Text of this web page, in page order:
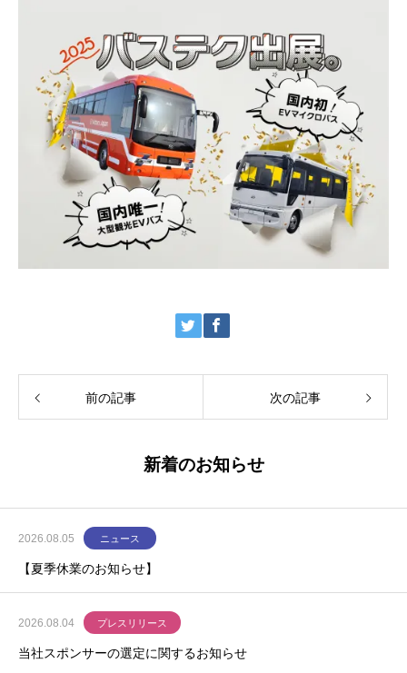
前の記事 次の記事
新着のお知らせ
2026.08.05 ニュース
【夏季休業のお知らせ】
2026.08.04 プレスリリース
当社スポンサーの選定に関するお知らせ